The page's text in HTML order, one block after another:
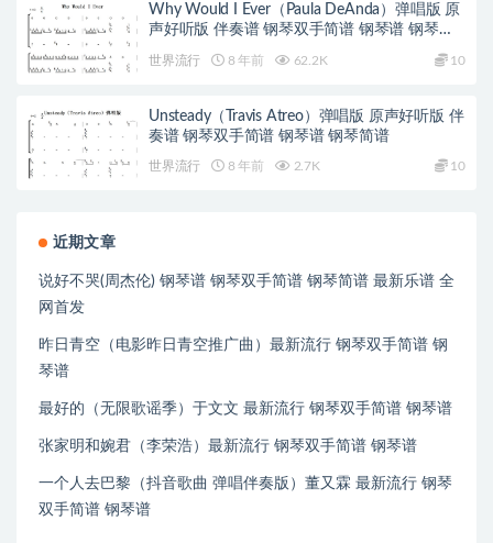
Why Would I Ever（Paula DeAnda）弹唱版 原
声好听版 伴奏谱 钢琴双手简谱 钢琴谱 钢琴简
世界流行 8 年前 62.2K 10
Unsteady（Travis Atreo）弹唱版 原声好听版 伴
奏谱 钢琴双手简谱 钢琴谱 钢琴简谱
世界流行 8 年前 2.7K 10
近期文章
说好不哭(周杰伦) 钢琴谱 钢琴双手简谱 钢琴简谱 最新乐谱 全
网首发
昨日青空（电影昨日青空推广曲）最新流行 钢琴双手简谱 钢
琴谱
最好的（无限歌谣季）于文文 最新流行 钢琴双手简谱 钢琴谱
张家明和婉君（李荣浩）最新流行 钢琴双手简谱 钢琴谱
一个人去巴黎（抖音歌曲 弹唱伴奏版）董又霖 最新流行 钢琴
双手简谱 钢琴谱